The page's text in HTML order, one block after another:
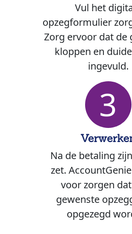
Vul het
opzegformulier
Zorg ervoor dat de
kloppen en
ingevuld.
3
Na de betaling
zet.
voor zorgen
gewenste
opgezegd